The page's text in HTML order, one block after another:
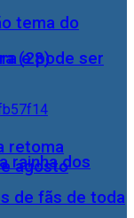
tema do
(28)
rainha dos
de fãs de toda
e pode ser
retoma
agosto